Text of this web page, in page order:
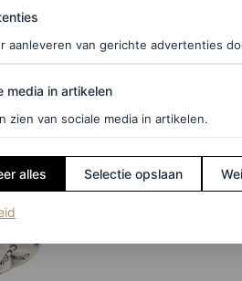
aanleveren van gerichte advertenties
in artikelen
media in artikelen
zien van sociale media in artikelen.
alles Selectie opslaan